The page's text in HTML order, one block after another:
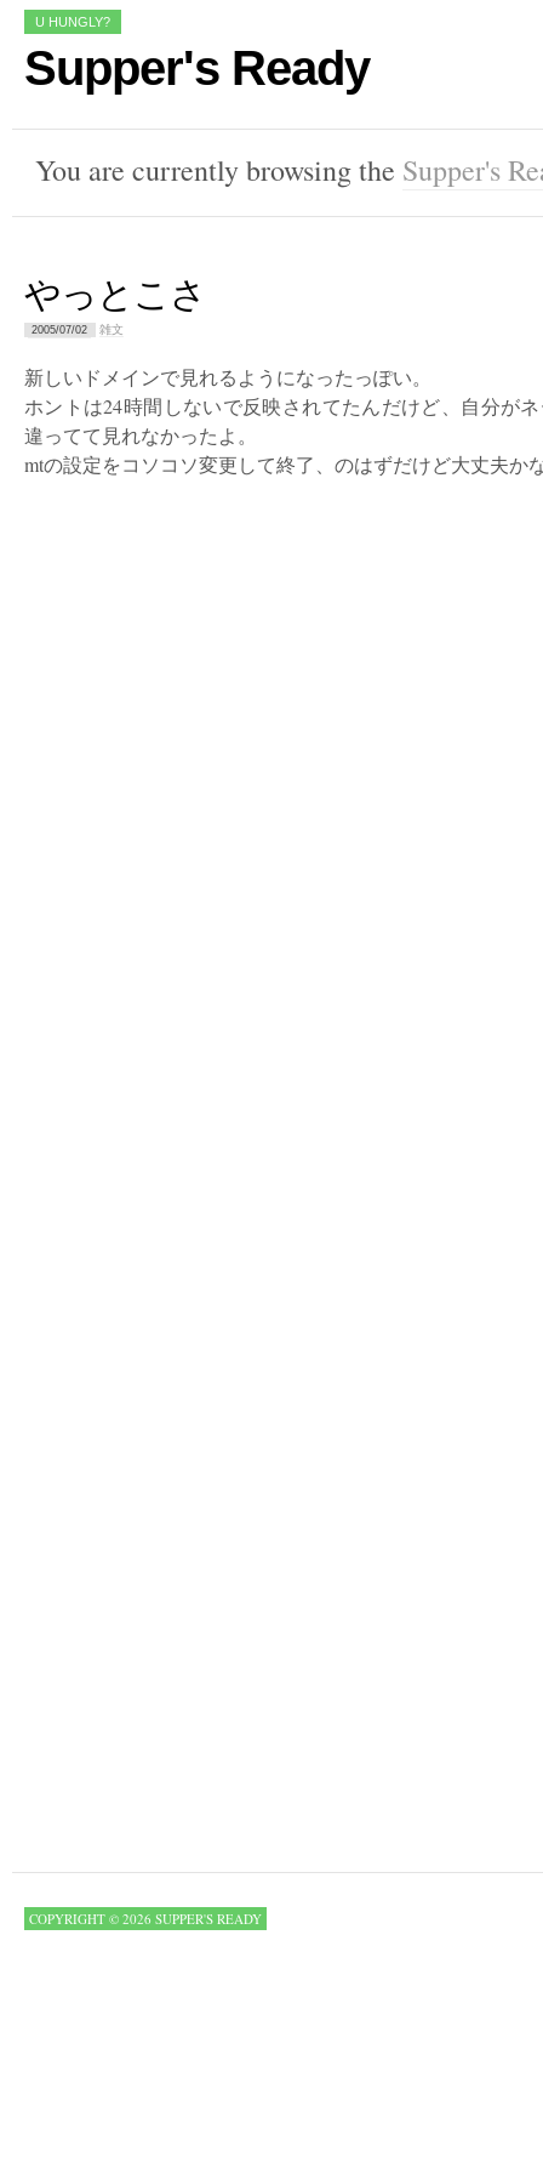
U HUNGLY?
Supper's Ready
You are currently browsing the Supper's
やっとこさ
2005/07/02 雑文
新しいドメインで見れるようになったっぽい。
ホントは24時間しないで反映されてたんだけど、自分が
違ってて見れなかったよ。
mtの設定をコソコソ変更して終了、のはずだけど大丈夫か
COPYRIGHT © 2026 SUPPER'S READY